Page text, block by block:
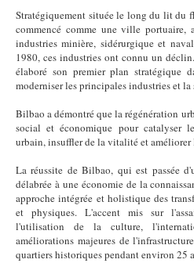
Stratégiquement située le long du lit du
commencé comme une ville
industries minière, sidérurgique et
1980, ces industries ont connu un
élaboré son premier plan stratégique
moderniser les principales industries et
Bilbao a démontré que la régénération
social et économique pour catalyser
urbain, insuffler de la vitalité et améliorer
La réussite de Bilbao, qui est passée
délabrée à une économie de la
approche intégrée et holistique des
et physiques. L'accent mis sur
l'utilisation de la culture,
améliorations majeures de
quartiers historiques pendant environ 25